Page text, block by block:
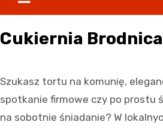
Cukiernia Brodnica
Szukasz tortu na komunię,
spotkanie firmowe czy po prostu
na sobotnie śniadanie? W